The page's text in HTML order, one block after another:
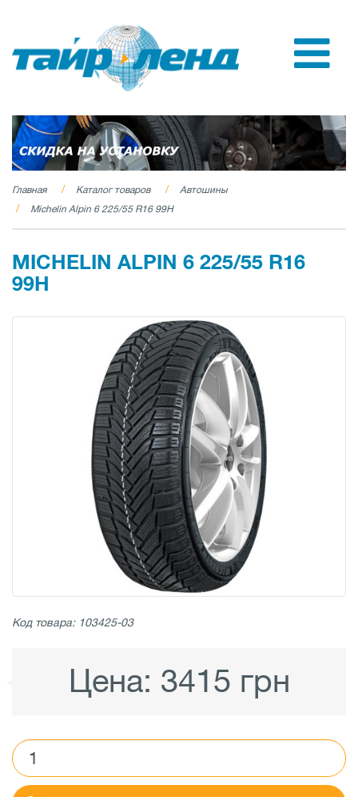
Главная Каталог товаров
Автошины
Michelin Alpin 6 225/55 R16 99H
MICHELIN ALPIN 6 225/55 R16
99H
Код товара: 103425-03
Цена: 3415 грн